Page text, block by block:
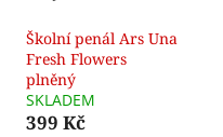
Školní penál Ars Una
Fresh Flowers
plněný
SKLADEM
399 Kč